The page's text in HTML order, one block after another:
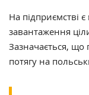
На підприємстві
завантаження
Зазначається, що
потягу на